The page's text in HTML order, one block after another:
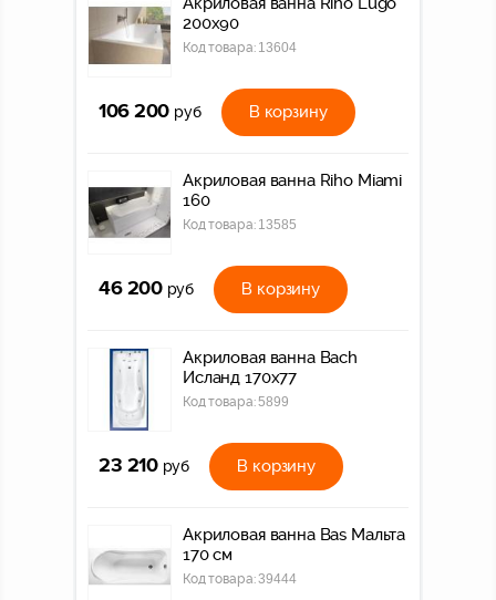
200x90
Код товара: 13604
106 200 руб В корзину
Акриловая ванна Riho Miami
160
Код товара: 13585
46 200 руб В корзину
Акриловая ванна Bach
Исланд 170х77
Код товара:5899
23 210 руб В корзину
Акриловая ванна Bas Мальта
170 см
Код товара:39444